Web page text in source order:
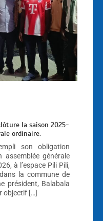
la saison 2025-
ordinaire.
son obligation
générale
à l’espace Pili Pili,
la commune de
président, Balabala
objectif […]